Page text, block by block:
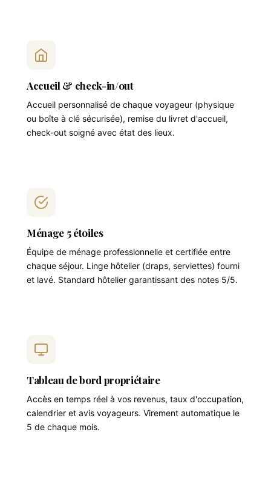
Accueil & check-in/out
Accueil personnalisé de chaque voyageur (physique
ou boîte à clé sécurisée), remise du livret d'accueil,
check-out soigné avec état des lieux.
Ménage 5 étoiles
Équipe de ménage professionnelle et certifiée entre
chaque séjour. Linge hôtelier (draps, serviettes) fourni
et lavé. Standard hôtelier garantissant des notes 5/5.
Tableau de bord propriétaire
Accès en temps réel à vos revenus, taux d'occupation,
calendrier et avis voyageurs. Virement automatique le
5 de chaque mois.